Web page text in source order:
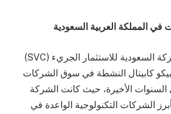
في المملكة العربية السعودية
يتماشى استثمار الشركة السعودية للاستثمار الجريء (SVC)
كابيتال النشطة في سوق الشركات
السنوات الأخيرة، حيث كانت الشركة
الشركات التكنولوجية الواعدة في